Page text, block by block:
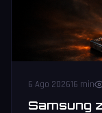
6 Ago 202616 min
Samsung